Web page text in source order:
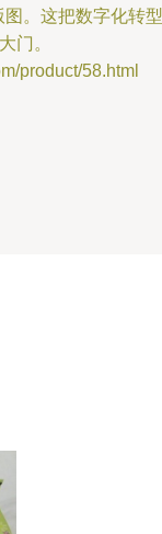
。这把数字化转型
门。
product/58.html